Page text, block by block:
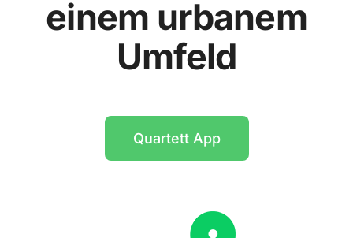
einem urbanem
Umfeld
Quartett App